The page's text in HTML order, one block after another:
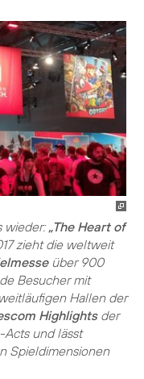
wieder: „The Heart of
zieht die weltweit
über 900
Besucher mit
Hallen der
Highlightsder
und lässt
Spieldimensionen